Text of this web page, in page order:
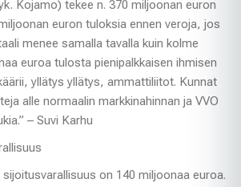
Kojamo) tekee n. 370 miljoonan euron
euron tuloksia ennen veroja, jos
menee samalla tavalla kuin kolme
euroa tulosta pienipalkkaisen ihmisen
yllätys yllätys, ammattiliitot. Kunnat
alle normaalin markkinahinnan ja VVO
– Suvi Karhu
on 140 miljoonaa euroa.